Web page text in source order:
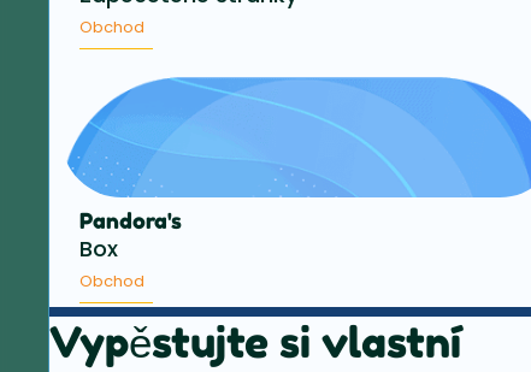
Obchod
Pandora's
Box
Obchod
Vypěstujte si vlastní